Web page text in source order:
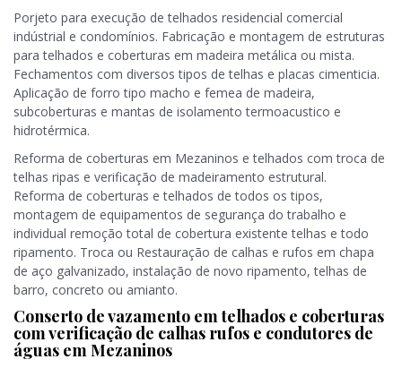
Porjeto para execução de telhados residencial comercial
indústrial e condomínios. Fabricação e montagem de estruturas
para telhados e coberturas em madeira metálica ou mista.
Fechamentos com diversos tipos de telhas e placas cimenticia.
Aplicação de forro tipo macho e femea de madeira,
subcoberturas e mantas de isolamento termoacustico e
hidrotérmica.
Reforma de coberturas em Mezaninos e telhados com troca de
telhas ripas e verificação de madeiramento estrutural.
Reforma de coberturas e telhados de todos os tipos,
montagem de equipamentos de segurança do trabalho e
individual remoção total de cobertura existente telhas e todo
ripamento. Troca ou Restauração de calhas e rufos em chapa
de aço galvanizado, instalação de novo ripamento, telhas de
barro, concreto ou amianto.
Conserto de vazamento em telhados e coberturas
com verificação de calhas rufos e condutores de
águas em Mezaninos